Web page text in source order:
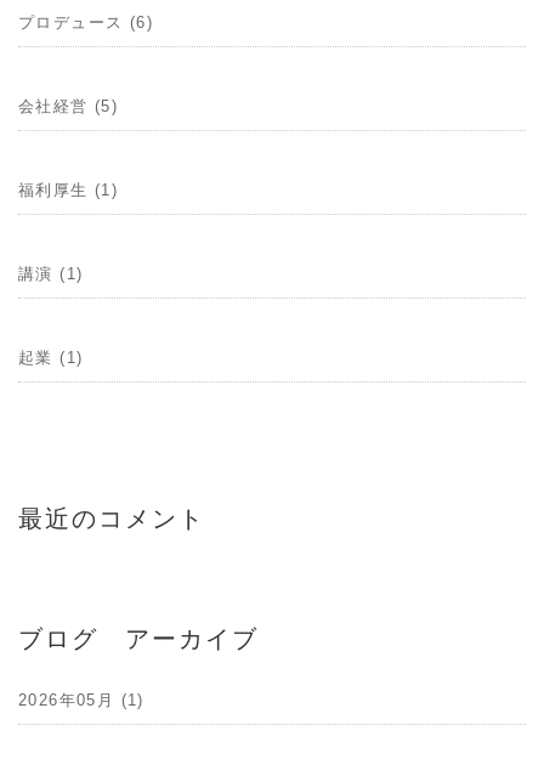
プロデュース (6)
会社経営 (5)
福利厚生 (1)
講演 (1)
起業 (1)
最近のコメント
ブログ アーカイブ
2026年05月 (1)